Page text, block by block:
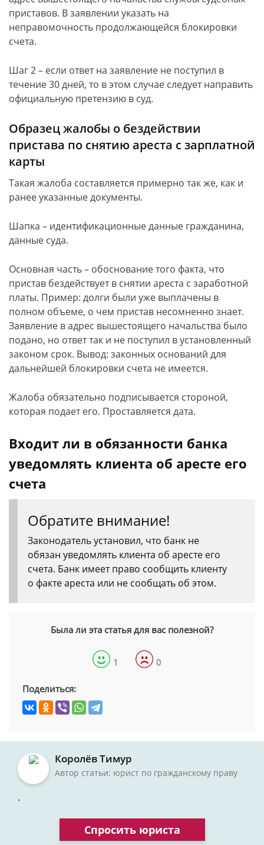
приставов. В заявлении указать на
неправомочность продолжающейся блокировки
счета.
Шаг 2 – если ответ на заявление не поступил в
течение 30 дней, то в этом случае следует направить
официальную претензию в суд.
Образец жалобы о бездействии
пристава по снятию ареста с зарплатной
карты
Такая жалоба составляется примерно так же, как и
ранее указанные документы.
Шапка – идентификационные данные гражданина,
данные суда.
Основная часть – обоснование того факта, что
пристав бездействует в снятии ареста с заработной
платы. Пример: долги были уже выплачены в
полном объеме, о чем пристав несомненно знает.
Заявление в адрес вышестоящего начальства было
подано, но ответ так и не поступил в установленный
законом срок. Вывод: законных оснований для
дальнейшей блокировки счета не имеется.
Жалоба обязательно подписывается стороной,
которая подает его. Проставляется дата.
Входит ли в обязанности банка
уведомлять клиента об аресте его
счета
Обратите внимание!
Законодатель установил, что банк не
обязан уведомлять клиента об аресте его
счета. Банк имеет право сообщить клиенту
о факте ареста или не сообщать об этом.
Была ли эта статья для вас полезной?
1 0
Поделиться:
Королёв Тимур
Автор статьи: юрист по гражданскому праву
.
Спросить юриста